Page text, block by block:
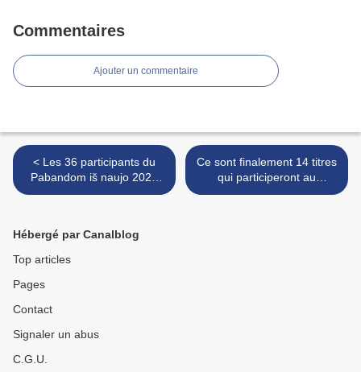
Commentaires
Ajouter un commentaire
< Les 36 participants du
Pabandom iš naujo 2022
annoncés
Ce sont finalement 14 titres
qui participeront au
Benidorm Festival >
Hébergé par Canalblog
Top articles
Pages
Contact
Signaler un abus
C.G.U.